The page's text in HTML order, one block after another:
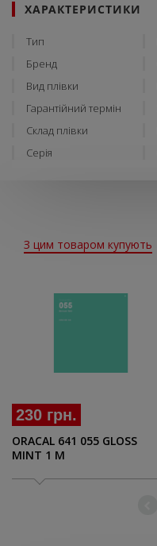
ХАРАКТЕРИСТИКИ
Тип
Бренд
Вид плівки
Гарантійний термін
Склад плівки
Серія
З цим товаром купують
230 грн.
ORACAL 641 055 GLOSS
MINT 1 M